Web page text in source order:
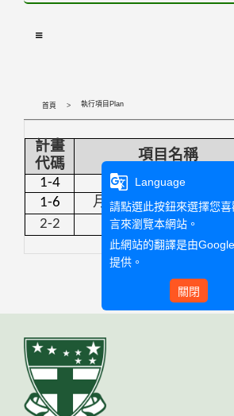
首頁 執行項目Plan
計畫
代碼
項目名稱
1-4
靈性課程工作坊
1-6
月桂工作坊及月桂講
2-2
教友青年國際移動
g_translate
Language
請點選此按鈕來選擇您
言來瀏覽本網站。
此網站的翻譯是由
提供。
關閉